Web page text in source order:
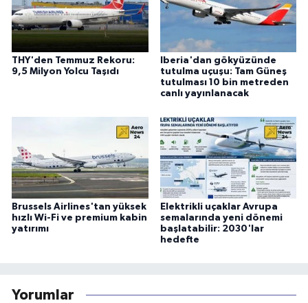
THY'den Temmuz Rekoru:
9,5 Milyon Yolcu Taşıdı
Iberia'dan gökyüzünde
tutulma uçuşu: Tam Güneş
tutulması 10 bin metreden
canlı yayınlanacak
Brussels Airlines'tan yüksek
hızlı Wi-Fi ve premium kabin
yatırımı
Elektrikli uçaklar Avrupa
semalarında yeni dönemi
başlatabilir: 2030'lar
hedefte
Yorumlar